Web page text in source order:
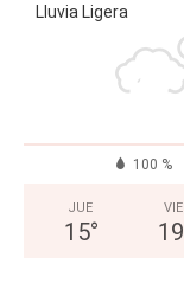
Lluvia Ligera
100 %
JUE
15°
VIE
19